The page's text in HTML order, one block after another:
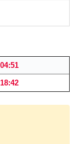
04:51
18:42